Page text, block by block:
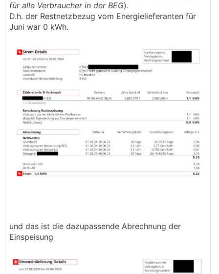
für alle Verbraucher in der BEG).
D.h. der Restnetzbezug vom Energielieferanten für
Juni war 0 kWh.
und das ist die dazupassende Abrechnung der
Einspeisung